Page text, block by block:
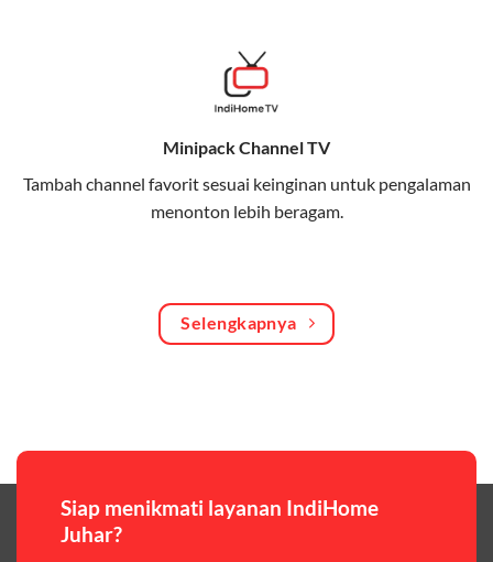
Bagikan kuota internet hingga 30 GB dengan anggota
keluarga atau teman secara praktis.
One Bill System
Tagihan internet rumah dan kuota keluarga digabung
dalam satu pembayaran.
Hemat biaya dengan paket internet berkualitas tinggi
premium,berikut ulasan singkatnya:
Paket Easy
Minipack Channel TV
Tambah channel favorit sesuai keinginan untuk pengalaman
menonton lebih beragam.
Selengkapnya
Siap menikmati layanan IndiHome
Juhar?